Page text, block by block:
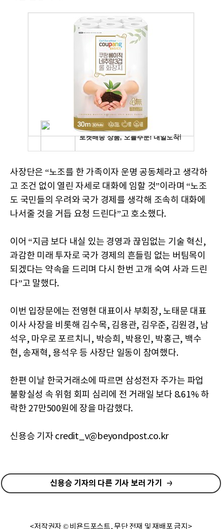
사장단은 “노조를 한 가족이자 운명 공동체라고 생각하
고 조건 없이 열린 자세로 대화에 임할 것”이라며 “노조
도 국민들의 우려와 국가 경제를 생각해 조속히 대화에
나서줄 것을 거듭 요청 드린다”고 호소했다.
이어 “지금 보다 내실 있는 경영과 끊임없는 기술 혁신,
과감한 미래 투자로 국가 경제의 흔들림 없는 버팀목이
되겠다는 약속을 드리며 다시 한번 고개 숙여 사과 드린
다”고 말했다.
이번 입장문에는 전영현 대표이사 부회장, 노태문 대표
이사 사장을 비롯해 김수목, 김용관, 김우준, 김원경, 남
석우, 마우로 포르치니, 박승희, 박용인, 박홍근, 백수
현, 송재혁, 용석우 등 사장단 일동이 참여했다.
한편 이날 한국거래소에 따르면 삼성전자 주가는 파업
불황실성 속 위험 회피 심리에 전 거래일 보다 8.61% 하
락한 27만500원에 장을 마감했다.
신용승 기자 credit_v@beyondpost.co.kr
신용승 기자의 다른 기사 보러 가기
<저작권자 © 비욘드포스트, 무단 전재 및 재배포 금지>